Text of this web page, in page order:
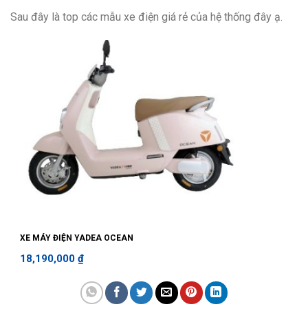
Sau đây là top các mẫu xe điện giá rẻ của hệ thống đây ạ.
XE MÁY ĐIỆN YADEA OCEAN
18,190,000 ₫